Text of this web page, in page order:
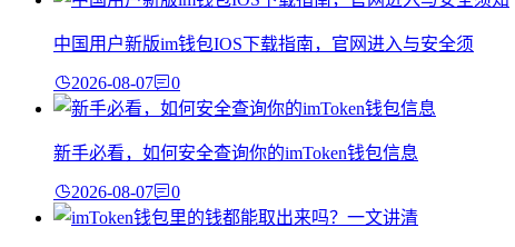
中国用户新版im钱包IOS下载指南，官网进入与安全须
2026-08-07 0
新手必看，如何安全查询你的imToken钱包信息
2026-08-07 0